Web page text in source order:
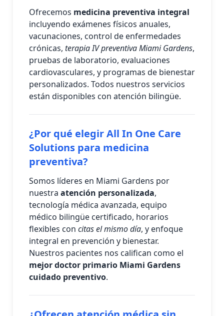
Ofrecemos medicina preventiva integral
incluyendo exámenes físicos anuales,
vacunaciones, control de enfermedades
crónicas, terapia IV preventiva Miami Gardens,
pruebas de laboratorio, evaluaciones
cardiovasculares, y programas de bienestar
personalizados. Todos nuestros servicios
están disponibles con atención bilingüe.
¿Por qué elegir All In One Care
Solutions para medicina
preventiva?
Somos líderes en Miami Gardens por
nuestra atención personalizada,
tecnología médica avanzada, equipo
médico bilingüe certificado, horarios
flexibles con citas el mismo día, y enfoque
integral en prevención y bienestar.
Nuestros pacientes nos califican como el
mejor doctor primario Miami Gardens
cuidado preventivo.